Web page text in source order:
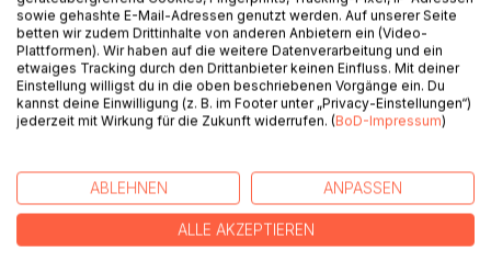
Marvin ist Anfang zwanzig und liegt nutzlos im Bett ­herum,
als sein Leben eine ­unvorhersehbare ­Wende nimmt. Seine
Mama schenkt ihm einen ­Gutschein für das ­örtliche Spa,
das sich beim ­widerwilligen ­Besuch eher als ­Etablissement
sich nicht. Vicky, die sich ihm im Whirlpool mehr als ­
offensichtlich anbietet, bleibt Marvin ­allerdings im Kopf. Als
sich die beiden schließlich in ­seinem ­Kinderzimmer daten,
passiert Marvin das ­größtmögliche ­Missgeschick - es hilft
sowie gehashte E-Mail-Adressen genutzt werden. Auf unserer Seite
betten wir zudem Drittinhalte von anderen Anbietern ein (Video-
Plattformen). Wir haben auf die weitere Datenverarbeitung und ein
etwaiges Tracking durch den Drittanbieter keinen Einfluss. Mit deiner
Einstellung willigst du in die oben beschriebenen Vorgänge ein. Du
kannst deine Einwilligung (z. B. im Footer unter „Privacy-Einstellungen“)
jederzeit mit Wirkung für die Zukunft widerrufen. (BoD-Impressum)
ABLEHNEN ANPASSEN
ALLE AKZEPTIEREN